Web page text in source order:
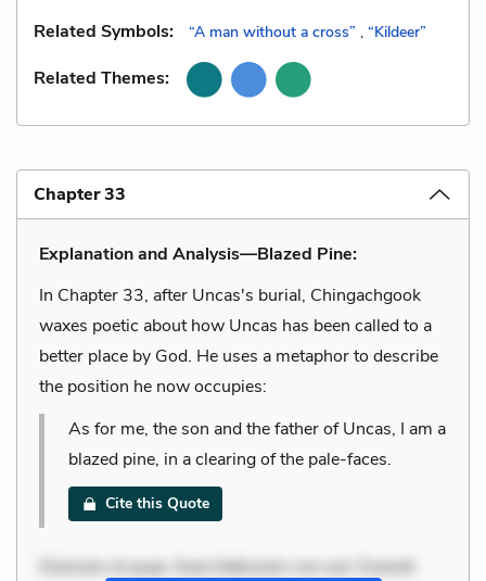
Related Symbols: “A man without a cross” , “Kildeer”
Related Themes:
Chapter 33
Explanation and Analysis—Blazed Pine:
In Chapter 33, after Uncas's burial, Chingachgook
waxes poetic about how Uncas has been called to a
better place by God. He uses a metaphor to describe
the position he now occupies:
As for me, the son and the father of Uncas, I am a
blazed pine, in a clearing of the pale-faces.
Cite this Quote
Dolorem et quae. Exercitationem non aut. Eveniet